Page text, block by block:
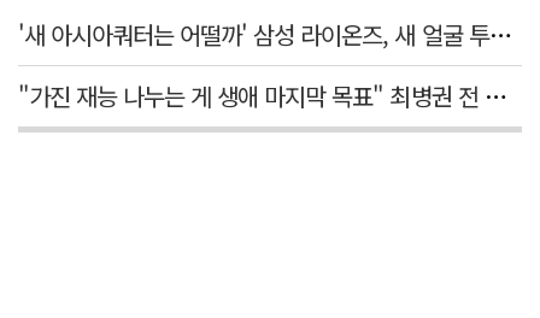
'새 아시아쿼터는 어떨까' 삼성 라이온즈, 새 얼굴 투수 미야모리 영입
"가진 재능 나누는 게 생애 마지막 목표" 최병권 전 대구체고 복싱 감독